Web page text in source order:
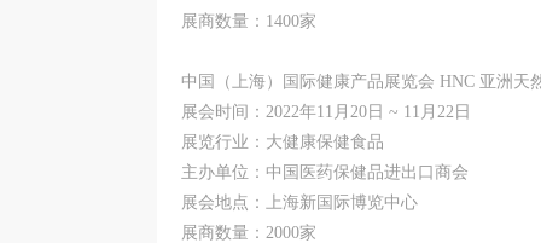
展商数量：1400家
中国（上海）国际健康产品展览会 HNC 亚洲天
展会时间：2022年11月20日 ~ 11月22日
展览行业：大健康保健食品
主办单位：中国医药保健品进出口商会
展会地点：上海新国际博览中心
展商数量：2000家